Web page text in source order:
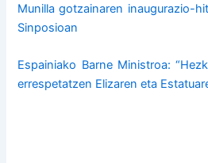
Munilla gotzainaren inaugurazio-
Sinposioan
Espainiako Barne Ministroa:
errespetatzen Elizaren eta